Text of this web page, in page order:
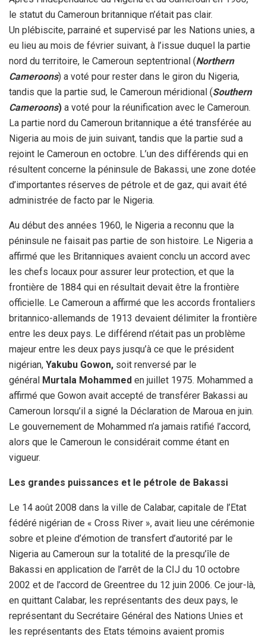
le statut du Cameroun britannique n’était pas clair.
Un plébiscite, parrainé et supervisé par les Nations unies, a
eu lieu au mois de février suivant, à l’issue duquel la partie
nord du territoire, le Cameroun septentrional (Northern
Cameroons) a voté pour rester dans le giron du Nigeria,
tandis que la partie sud, le Cameroun méridional (Southern
Cameroons) a voté pour la réunification avec le Cameroun.
La partie nord du Cameroun britannique a été transférée au
Nigeria au mois de juin suivant, tandis que la partie sud a
rejoint le Cameroun en octobre. L’un des différends qui en
résultent concerne la péninsule de Bakassi, une zone dotée
d’importantes réserves de pétrole et de gaz, qui avait été
administrée de facto par le Nigeria.
Au début des années 1960, le Nigeria a reconnu que la
péninsule ne faisait pas partie de son histoire. Le Nigeria a
affirmé que les Britanniques avaient conclu un accord avec
les chefs locaux pour assurer leur protection, et que la
frontière de 1884 qui en résultait devait être la frontière
officielle. Le Cameroun a affirmé que les accords frontaliers
britannico-allemands de 1913 devaient délimiter la frontière
entre les deux pays. Le différend n’était pas un problème
majeur entre les deux pays jusqu’à ce que le président
nigérian, Yakubu Gowon, soit renversé par le
général Murtala Mohammed en juillet 1975. Mohammed a
affirmé que Gowon avait accepté de transférer Bakassi au
Cameroun lorsqu’il a signé la Déclaration de Maroua en juin.
Le gouvernement de Mohammed n’a jamais ratifié l’accord,
alors que le Cameroun le considérait comme étant en
vigueur.
Les grandes puissances et le pétrole de Bakassi
Le 14 août 2008 dans la ville de Calabar, capitale de l’Etat
fédéré nigérian de « Cross River », avait lieu une cérémonie
sobre et pleine d’émotion de transfert d’autorité par le
Nigeria au Cameroun sur la totalité de la presqu’île de
Bakassi en application de l’arrêt de la CIJ du 10 octobre
2002 et de l’accord de Greentree du 12 juin 2006. Ce jour-là,
en quittant Calabar, les représentants des deux pays, le
représentant du Secrétaire Général des Nations Unies et
les représentants des Etats témoins avaient promis